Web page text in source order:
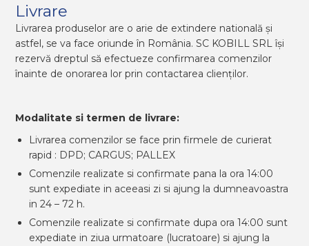
Livrare
Livrarea produselor are o arie de extindere natională și
astfel, se va face oriunde în România. SC KOBILL SRL își
rezervă dreptul să efectueze confirmarea comenzilor
înainte de onorarea lor prin contactarea clienților.
Modalitate si termen de livrare:
Livrarea comenzilor se face prin firmele de curierat
rapid : DPD; CARGUS; PALLEX
Comenzile realizate si confirmate pana la ora 14:00
sunt expediate in aceeasi zi si ajung la dumneavoastra
in 24 – 72 h.
Comenzile realizate si confirmate dupa ora 14:00 sunt
expediate in ziua urmatoare (lucratoare) si ajung la